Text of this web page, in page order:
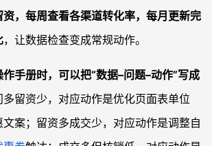
，每周查看各渠道转化率，每月更新完
，让数据检查变成常规动作。
手册时，可以把“数据–问题–动作”写成
留资少，对应动作是优化页面表单位
案；留资多成交少，对应动作是调整自